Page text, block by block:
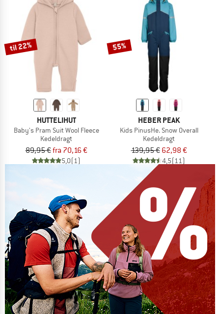
til 22%
HUTTELIHUT
Baby's Pram Suit Wool Fleece
Kedeldragt
89,95 €fra 70,16 €
5,0(1)
55%
HEBER PEAK
Kids PinusHe. Snow Overall
Kedeldragt
139,95 € 62,98 €
4,5(11)